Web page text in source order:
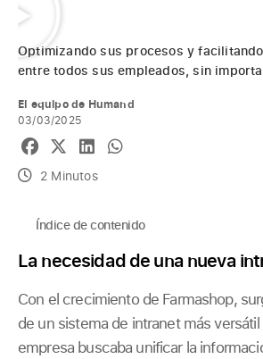
Optimizando sus procesos y
entre todos sus empleados, sin
El equipo de Humand
03/03/2025
2 Minutos
Índice de contenido
La necesidad de una nueva
Con el crecimiento de Farmashop,
de un sistema de intranet más
empresa buscaba unificar la